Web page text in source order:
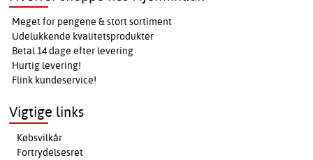
Meget for pengene & stort sortiment
Udelukkende kvalitetsprodukter
Betal 14 dage efter levering
Hurtig levering!
Flink kundeservice!
Vigtige links
Købsvilkår
Fortrydelsesret